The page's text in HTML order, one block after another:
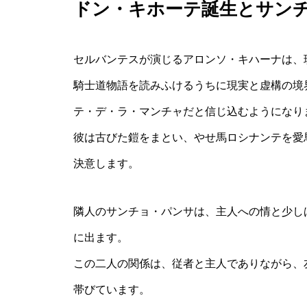
ドン・キホーテ誕生とサン
セルバンテスが演じるアロンソ・キハーナは
騎士道物語を読みふけるうちに現実と虚構の
テ・デ・ラ・マンチャだと信じ込むようになり
彼は古びた鎧をまとい、やせ馬ロシナンテを
決意します。
隣人のサンチョ・パンサは、主人への情と少
に出ます。
この二人の関係は、従者と主人でありながら
帯びています。